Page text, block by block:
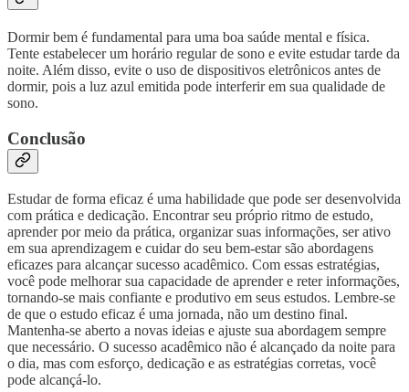
Dormir bem é fundamental para uma boa saúde mental e física.
Tente estabelecer um horário regular de sono e evite estudar tarde da
noite. Além disso, evite o uso de dispositivos eletrônicos antes de
dormir, pois a luz azul emitida pode interferir em sua qualidade de
sono.
Conclusão
Estudar de forma eficaz é uma habilidade que pode ser desenvolvida
com prática e dedicação. Encontrar seu próprio ritmo de estudo,
aprender por meio da prática, organizar suas informações, ser ativo
em sua aprendizagem e cuidar do seu bem-estar são abordagens
eficazes para alcançar sucesso acadêmico. Com essas estratégias,
você pode melhorar sua capacidade de aprender e reter informações,
tornando-se mais confiante e produtivo em seus estudos. Lembre-se
de que o estudo eficaz é uma jornada, não um destino final.
Mantenha-se aberto a novas ideias e ajuste sua abordagem sempre
que necessário. O sucesso acadêmico não é alcançado da noite para
o dia, mas com esforço, dedicação e as estratégias corretas, você
pode alcançá-lo.